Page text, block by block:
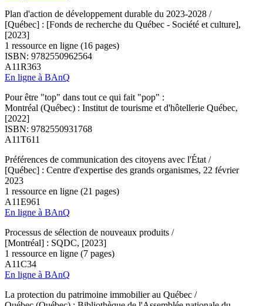
Plan d'action de développement durable du 2023-2028 /
[Québec] : [Fonds de recherche du Québec - Société et culture],
[2023]
1 ressource en ligne (16 pages)
ISBN: 9782550962564
A11R363
En ligne à BAnQ
Pour être "top" dans tout ce qui fait "pop" :
Montréal (Québec) : Institut de tourisme et d'hôtellerie Québec,
[2022]
ISBN: 9782550931768
A11T611
Préférences de communication des citoyens avec l'État /
[Québec] : Centre d'expertise des grands organismes, 22 février
2023
1 ressource en ligne (21 pages)
A11E961
En ligne à BAnQ
Processus de sélection de nouveaux produits /
[Montréal] : SQDC, [2023]
1 ressource en ligne (7 pages)
A11C34
En ligne à BAnQ
La protection du patrimoine immobilier au Québec /